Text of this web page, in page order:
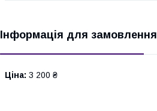
Інформація для замовлення
Ціна: 3 200 ₴